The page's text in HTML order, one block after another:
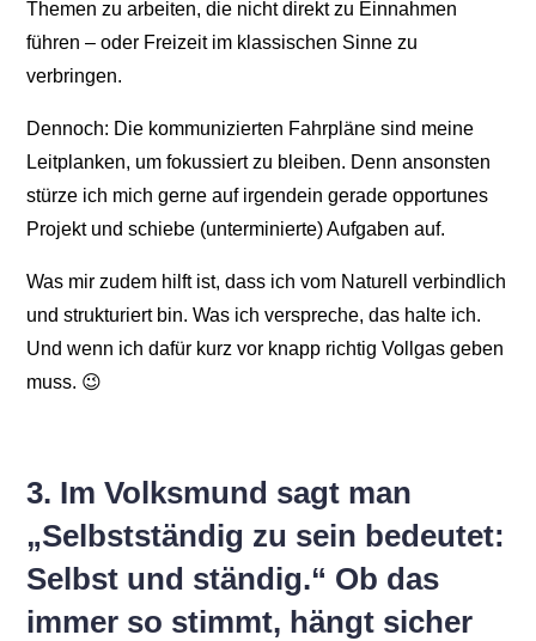
Themen zu arbeiten, die nicht direkt zu Einnahmen
führen – oder Freizeit im klassischen Sinne zu
verbringen.
Dennoch: Die kommunizierten Fahrpläne sind meine
Leitplanken, um fokussiert zu bleiben. Denn ansonsten
stürze ich mich gerne auf irgendein gerade opportunes
Projekt und schiebe (unterminierte) Aufgaben auf.
Was mir zudem hilft ist, dass ich vom Naturell verbindlich
und strukturiert bin. Was ich verspreche, das halte ich.
Und wenn ich dafür kurz vor knapp richtig Vollgas geben
muss. 😉
3. Im Volksmund sagt man
„Selbstständig zu sein bedeutet:
Selbst und ständig.“ Ob das
immer so stimmt, hängt sicher